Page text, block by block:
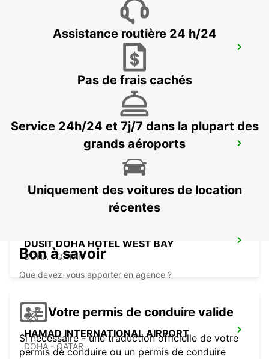
PREMIER INN EDUCATION CITY
DUSIT DOHA HOTEL WEST BAY CHAUF
DUSIT DOHA HOTEL WEST BAY
DOHA - QATAR
HAMAD INTERNATIONAL AIRPORT
DOHA - QATAR
Assistance routière 24 h/24
Pas de frais cachés
Service 24h/24 et 7j/7 dans la plupart des
grands aéroports
Uniquement des voitures de location
récentes
Bon à savoir
Que devez-vous apporter en agence ?
Votre permis de conduire valide
Si nécessaire - une traduction officielle de votre
permis de conduire ou un permis de conduire